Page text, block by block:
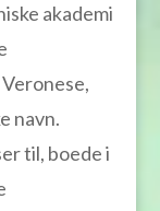
akademi
navn.
til, boede i